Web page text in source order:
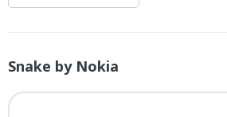
Snake by Nokia